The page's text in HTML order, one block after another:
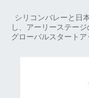
シリコンバレーと日
し、アーリーステー
グローバルスタートア